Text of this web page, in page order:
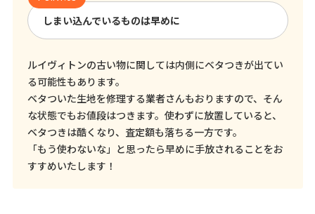
しまい込んでいるものは早めに
ルイヴィトンの古い物に関しては内側にベタつきが出てい
る可能性もあります。
ベタついた生地を修理する業者さんもおりますので、そん
な状態でもお値段はつきます。使わずに放置していると、
ベタつきは酷くなり、査定額も落ちる一方です。
「もう使わないな」と思ったら早めに手放されることをお
すすめいたします！